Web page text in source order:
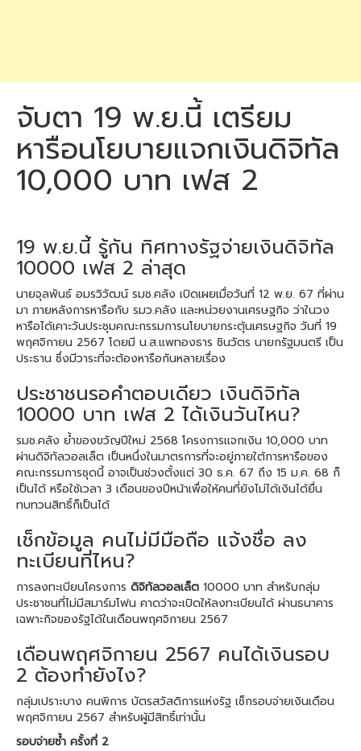
จับตา 19 พ.ย.นี้ เตรียม
หารือนโยบายแจกเงินดิจิทัล
10,000 บาท เฟส 2
19 พ.ย.นี้ รู้กัน ทิศทางรัฐจ่ายเงินดิจิทัล
10000 เฟส 2 ล่าสุด
นายจุลพันธ์ อมรวิวัฒน์ รมช.คลัง เปิดเผยเมื่อวันที่ 12 พ.ย. 67 ที่ผ่าน
มา ภายหลังการหารือกับ รมว.คลัง และหน่วยงานเศรษฐกิจ ว่าในวง
หารือได้เคาะวันประชุมคณะกรรมการนโยบายกระตุ้นเศรษฐกิจ วันที่ 19
พฤศจิกายน 2567 โดยมี น.ส.แพทองธาร ชินวัตร นายกรัฐมนตรี เป็น
ประธาน ซึ่งมีวาระที่จะต้องหารือกันหลายเรื่อง
ประชาชนรอคำตอบเดียว เงินดิจิทัล
10000 บาท เฟส 2 ได้เงินวันไหน?
รมช.คลัง ย้ำของขวัญปีใหม่ 2568 โครงการแจกเงิน 10,000 บาท
ผ่านดิจิทัลวอลเล็ต เป็นหนึ่งในมาตรการที่จะอยู่ภายใต้การหารือของ
คณะกรรมการชุดนี้ อาจเป็นช่วงตั้งแต่ 30 ธ.ค. 67 ถึง 15 ม.ค. 68 ก็
เป็นได้ หรือใช้เวลา 3 เดือนของปีหน้าเพื่อให้คนที่ยังไม่ได้เงินได้ยื่น
ทบทวนสิทธิ์ก็เป็นได้
เช็กข้อมูล คนไม่มีมือถือ แจ้งชื่อ ลง
ทะเบียนที่ไหน?
การลงทะเบียนโครงการ ดิจิทัลวอลเล็ต 10000 บาท สำหรับกลุ่ม
ประชาชนที่ไม่มีสมาร์มโฟน คาดว่าจะเปิดให้ลงทะเบียนได้ ผ่านธนาคาร
เฉพาะกิจของรัฐได้ในเดือนพฤศจิกายน 2567
เดือนพฤศจิกายน 2567 คนได้เงินรอบ
2 ต้องทำยังไง?
กลุ่มเปราะบาง คนพิการ บัตรสวัสดิการแห่งรัฐ เช็กรอบจ่ายเงินเดือน
พฤศจิกายน 2567 สำหรับผู้มีสิทธิ์เท่านั้น
รอบจ่ายซ้ำ ครั้งที่ 2